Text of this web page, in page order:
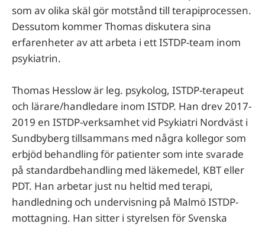
som av olika skäl gör motstånd till terapiprocessen.
Dessutom kommer Thomas diskutera sina
erfarenheter av att arbeta i ett ISTDP-team inom
psykiatrin.
Thomas Hesslow är leg. psykolog, ISTDP-terapeut
och lärare/handledare inom ISTDP. Han drev 2017-
2019 en ISTDP-verksamhet vid Psykiatri Nordväst i
Sundbyberg tillsammans med några kollegor som
erbjöd behandling för patienter som inte svarade
på standardbehandling med läkemedel, KBT eller
PDT. Han arbetar just nu heltid med terapi,
handledning och undervisning på Malmö ISTDP-
mottagning. Han sitter i styrelsen för Svenska